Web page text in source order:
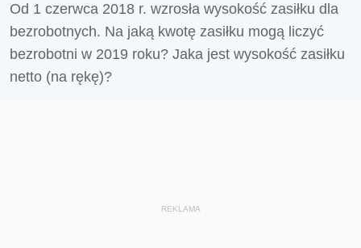
Od 1 czerwca 2018 r. wzrosła wysokość zasiłku dla
bezrobotnych. Na jaką kwotę zasiłku mogą liczyć
bezrobotni w 2019 roku? Jaka jest wysokość zasiłku
netto (na rękę)?
REKLAMA